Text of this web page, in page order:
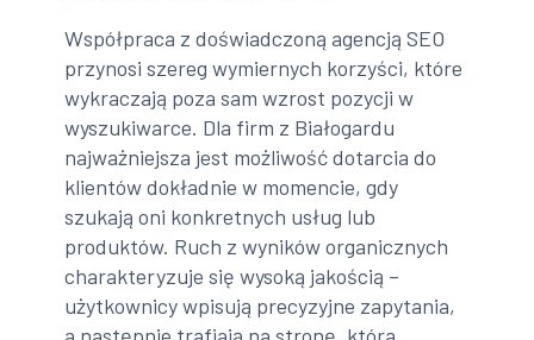
Współpraca z doświadczoną agencją SEO
przynosi szereg wymiernych korzyści, które
wykraczają poza sam wzrost pozycji w
wyszukiwarce. Dla firm z Białogardu
najważniejsza jest możliwość dotarcia do
klientów dokładnie w momencie, gdy
szukają oni konkretnych usług lub
produktów. Ruch z wyników organicznych
charakteryzuje się wysoką jakością –
użytkownicy wpisują precyzyjne zapytania,